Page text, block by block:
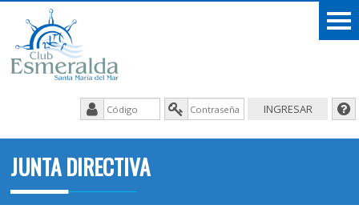
JUNTA DIRECTIVA